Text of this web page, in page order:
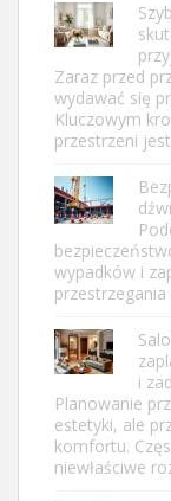
Zaraz przed
wydawać się
Kluczowym
przestrzeni
wypadków i
i
Planowanie
estetyki, ale
komfortu.
niewłaściwe